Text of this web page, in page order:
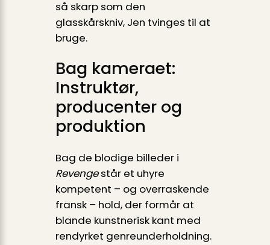
så skarp som den
glasskårskniv, Jen tvinges til at
bruge.
Bag kameraet:
Instruktør,
producenter og
produktion
Bag de blodige billeder i
Revengestår et uhyre
kompetent – og overraskende
fransk – hold, der formår at
blande kunstnerisk kant med
rendyrket genre­underholdning.